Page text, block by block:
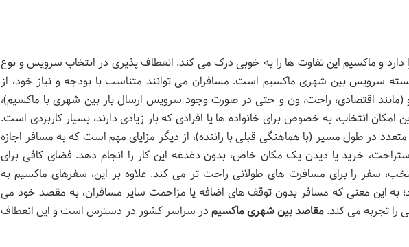
و ماکسیم این تفاوت ها را به خوبی درک می کند. انعطاف پذیری در انتخاب سرویس و نوع
سرویس بین شهری ماکسیم است. مسافران می توانند متناسب با بودجه و نیاز خود، از
اقتصادی، راحت، ون و حتی در صورت وجود سرویس ارسال بار بین شهری با ماکسیم)،
امکان انتخاب، به خصوص برای خانواده ها یا افرادی که بار زیادی دارند، بسیار کاربردی است.
در طول مسیر (با هماهنگی قبلی با راننده)، از دیگر مزایای مهم است که به مسافر اجازه
خرید یا دیدن یک مکان خاص، بدون دغدغه این کار را انجام دهد. فضای کافی برای
سفر را برای مسافرت های طولانی راحت تر می کند. علاوه بر این، سفرهای ماکسیم به
این معنی که مسافر بدون توقف های اضافه یا مزاحمت سایر مسافران، به مقصد خود می
را تجربه می کند.مقاصد بین شهری ماکسیم در سراسر کشور در دسترس است و این انعطاف